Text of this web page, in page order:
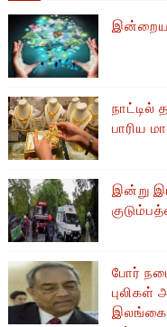
இன்றைய
பாரிய
இன்று
போர்
இலங்கை